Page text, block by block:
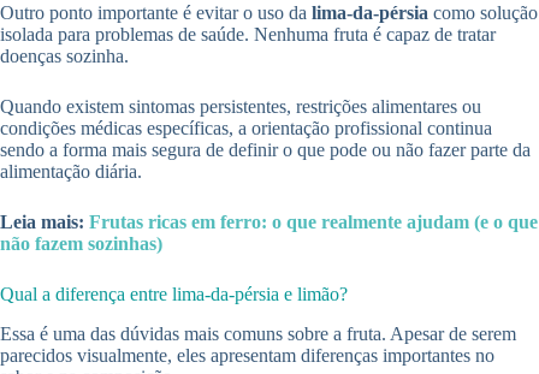
Outro ponto importante é evitar o uso da lima-da-pérsia como solução
isolada para problemas de saúde. Nenhuma fruta é capaz de tratar
doenças sozinha.
Quando existem sintomas persistentes, restrições alimentares ou
condições médicas específicas, a orientação profissional continua
sendo a forma mais segura de definir o que pode ou não fazer parte da
alimentação diária.
Leia mais: Frutas ricas em ferro: o que realmente ajudam (e o que
não fazem sozinhas)
Qual a diferença entre lima-da-pérsia e limão?
Essa é uma das dúvidas mais comuns sobre a fruta. Apesar de serem
parecidos visualmente, eles apresentam diferenças importantes no